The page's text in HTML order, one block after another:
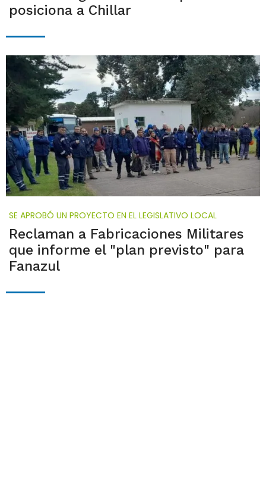
posiciona a Chillar
SE APROBÓ UN PROYECTO EN EL LEGISLATIVO LOCAL
Reclaman a Fabricaciones Militares
que informe el "plan previsto" para
Fanazul